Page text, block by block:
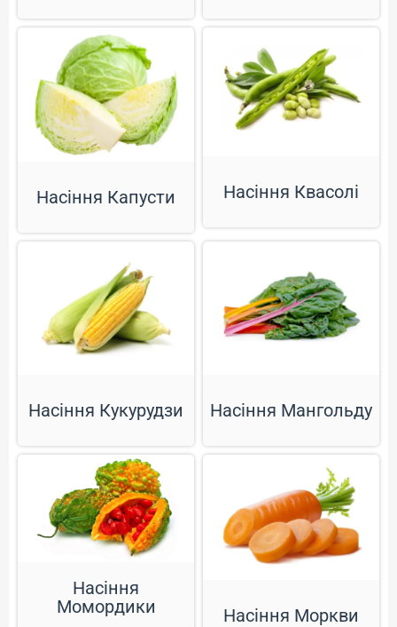
Насіння Капусти Насіння Квасолі
Насіння Кукурудзи Насіння Мангольду
Насіння
Момордики
Насіння Моркви